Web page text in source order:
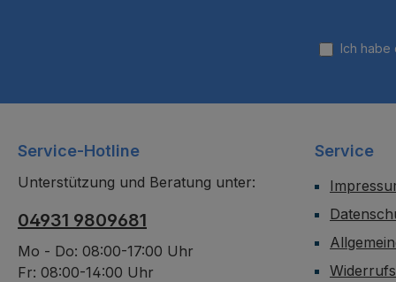
Ich habe
Service-Hotline
Unterstützung und Beratung unter:
04931 9809681
Mo - Do: 08:00-17:00 Uhr
Fr: 08:00-14:00 Uhr
Service